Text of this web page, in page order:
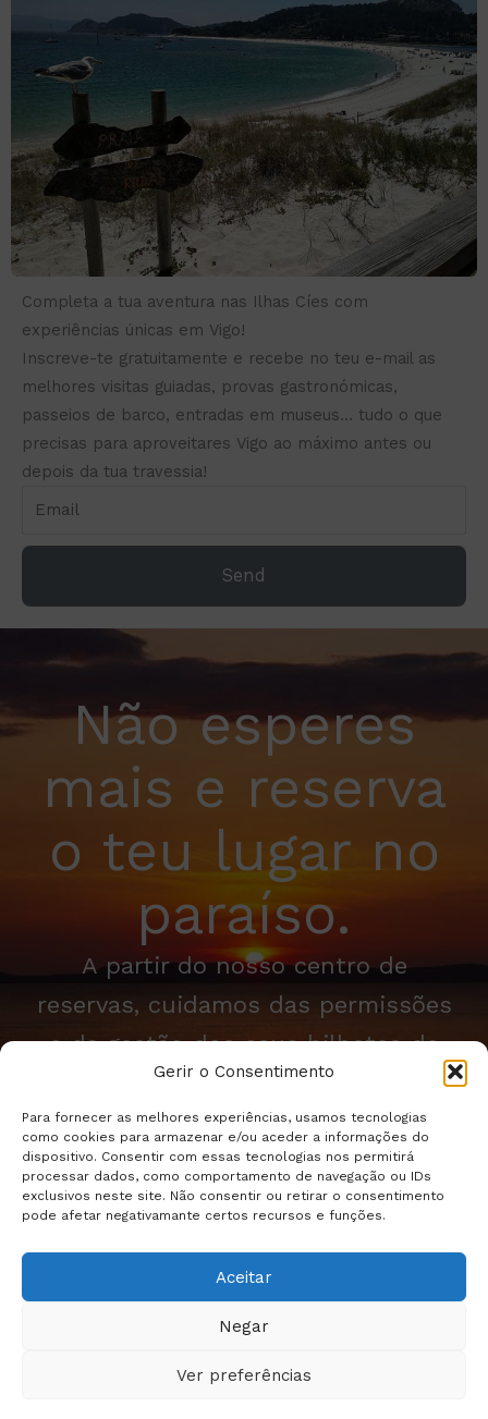
Gerir o Consentimento
Para fornecer as melhores experiências, usamos tecnologias
como cookies para armazenar e/ou aceder a informações do
dispositivo. Consentir com essas tecnologias nos permitirá
processar dados, como comportamento de navegação ou IDs
exclusivos neste site. Não consentir ou retirar o consentimento
pode afetar negativamante certos recursos e funções.
Aceitar
Negar
Ver preferências
Completa a tua aventura nas Ilhas Cíes com
experiências únicas em Vigo!
Inscreve-te gratuitamente e recebe no teu e-mail as
melhores visitas guiadas, provas gastronómicas,
passeios de barco, entradas em museus… tudo o que
precisas para aproveitares Vigo ao máximo antes ou
depois da tua travessia!
Send
Não esperes
mais e reserva
o teu lugar no
paraíso.
A partir do nosso centro de
reservas, cuidamos das permissões
e da gestão dos seus bilhetes de
barco para as Ilhas Cíes.
Comprar bilhetes
direitos